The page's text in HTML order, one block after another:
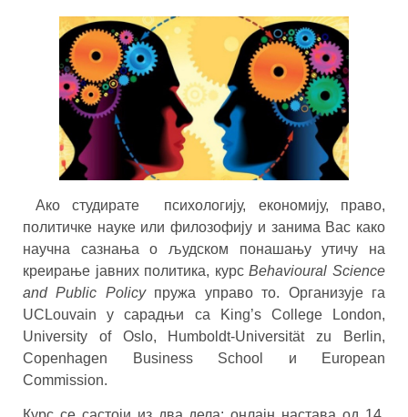
Ако студирате психологију, економију, право,
политичке науке или филозофију и занима Вас како
научна сазнања о људском понашању утичу на
креирање јавних политика, курсBehavioural Science
and Public Policyпружа управо то. Организује га
UCLouvain у сарадњи са King’s College London,
University of Oslo, Humboldt-Universität zu Berlin,
Copenhagen Business School и European
Commission.